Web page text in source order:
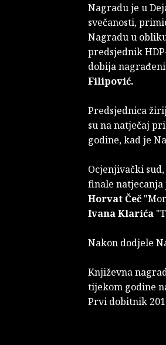
Nagradu je u
svečanosti,
Nagradu u
predsjednik
dobija
Filipović.
Predsjednica
su na natječaj
godine, kad je
Ocjenjivački
finale
Horvat Čeč
Ivana Klarića
Nakon dodjele
Književna
tijekom godine
Prvi dobitnik